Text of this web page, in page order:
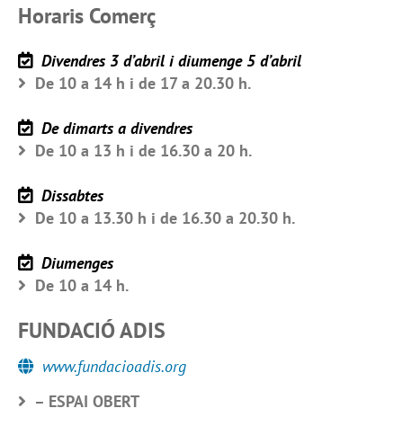
Horaris Comerç
Divendres 3 d’abril i diumenge 5 d’abril
De 10 a 14 h i de 17 a 20.30 h.
De dimarts a divendres
De 10 a 13 h i de 16.30 a 20 h.
Dissabtes
De 10 a 13.30 h i de 16.30 a 20.30 h.
Diumenges
De 10 a 14 h.
FUNDACIÓ ADIS
www.fundacioadis.org
– ESPAI OBERT